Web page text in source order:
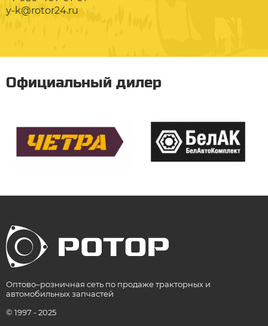
y-k@rotor24.ru
Официальный дилер
Оптово–розничная сеть по продаже тракторных и
автомобильных запчастей
© 1997 - 2025